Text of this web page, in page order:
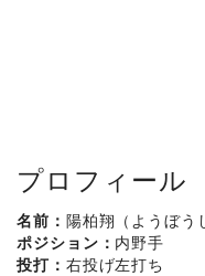
プロフィール
名前： 陽柏翔（ようぼう
ポジション： 内野手
投打： 右投げ左打ち